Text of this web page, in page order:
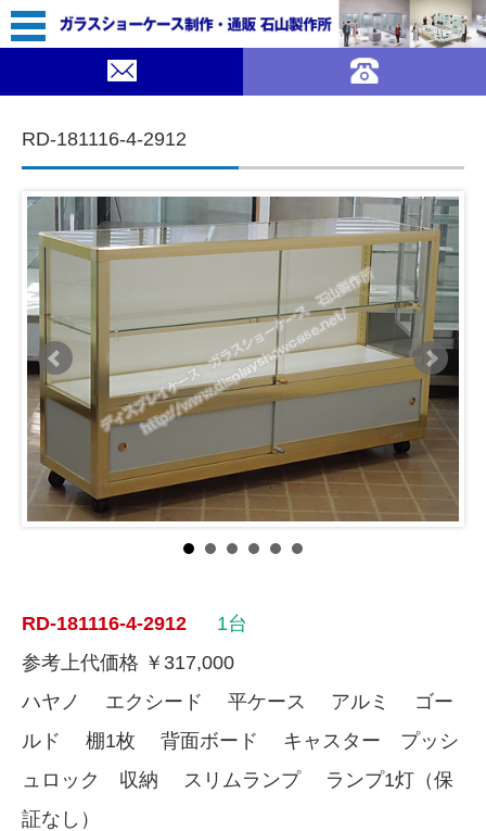
RD-181116-4-2912
RD-181116-4-2912
1台
参考上代価格 ￥317,000
ハヤノ エクシード 平ケース アルミ ゴー
ルド 棚1枚 背面ボード キャスター プッシ
ュロック 収納 スリムランプ ランプ1灯（保
証なし）